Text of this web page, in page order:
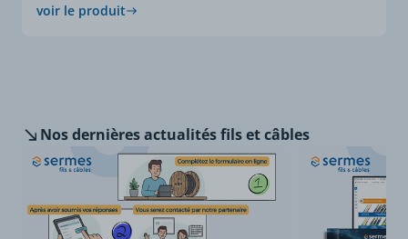
voir le produit
Nos dernièresactualités fils et câbles